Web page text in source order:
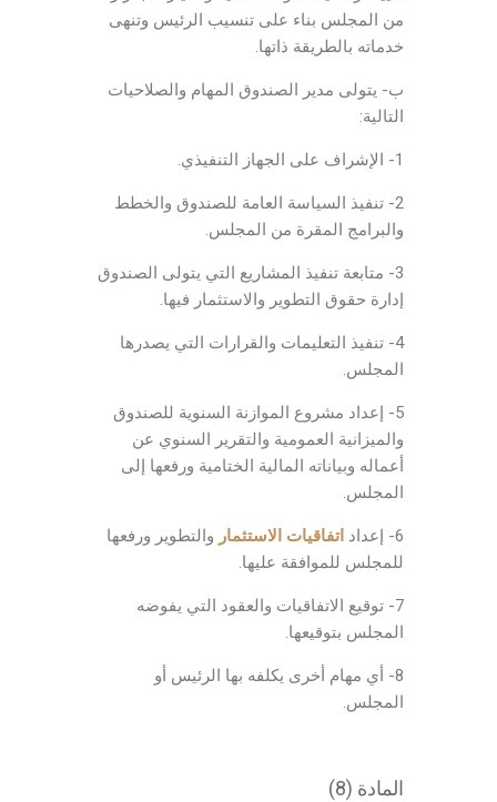
من المجلس بناء على تنسيب الرئيس وتنهى
خدماته بالطريقة ذاتها.
ب- يتولى مدير الصندوق المهام والصلاحيات
التالية:
1- الإشراف على الجهاز التنفيذي.
2- تنفيذ السياسة العامة للصندوق والخطط
والبرامج المقرة من المجلس.
3- متابعة تنفيذ المشاريع التي يتولى الصندوق
إدارة حقوق التطوير والاستثمار فيها.
4- تنفيذ التعليمات والقرارات التي يصدرها
المجلس.
5- إعداد مشروع الموازنة السنوية للصندوق
والميزانية العمومية والتقرير السنوي عن
أعماله وبياناته المالية الختامية ورفعها إلى
المجلس.
6- إعداد اتفاقيات الاستثمار والتطوير ورفعها
للمجلس للموافقة عليها.
7- توقيع الاتفاقيات والعقود التي يفوضه
المجلس بتوقيعها.
8- أي مهام أخرى يكلفه بها الرئيس أو
المجلس.
المادة (8)